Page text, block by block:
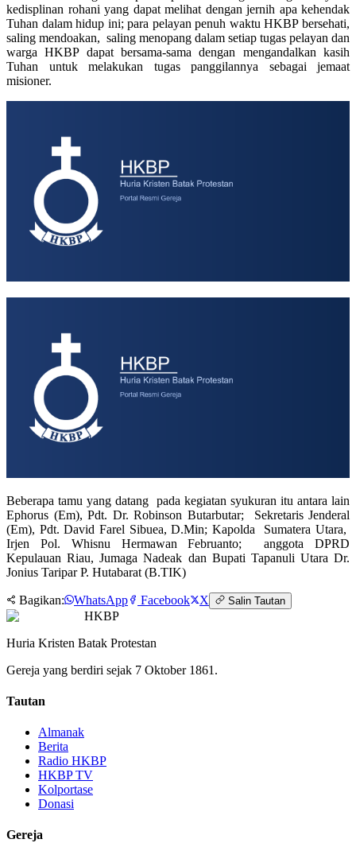
kedisplinan rohani yang dapat melihat dengan jernih apa kehendak
Tuhan dalam hidup ini; para pelayan penuh waktu HKBP bersehati,
saling mendoakan, saling menopang dalam setiap tugas pelayan dan
warga HKBP dapat bersama-sama dengan mengandalkan kasih
Tuhan untuk melakukan tugas panggilannya sebagai jemaat
misioner.
Beberapa tamu yang datang pada kegiatan syukuran itu antara lain
Ephorus (Em), Pdt. Dr. Robinson Butarbutar; Sekretaris Jenderal
(Em), Pdt. David Farel Sibuea, D.Min; Kapolda Sumatera Utara,
Irjen Pol. Whisnu Hermawan Februanto; anggota DPRD
Kepulauan Riau, Jumaga Nadeak dan Bupati Tapanuli Utara Dr.
Jonius Taripar P. Hutabarat (B.TIK)
Bagikan: WhatsApp Facebook X Salin Tautan
HKBP
Huria Kristen Batak Protestan
Gereja yang berdiri sejak 7 Oktober 1861.
Tautan
Almanak
Berita
Radio HKBP
HKBP TV
Kolportase
Donasi
Gereja